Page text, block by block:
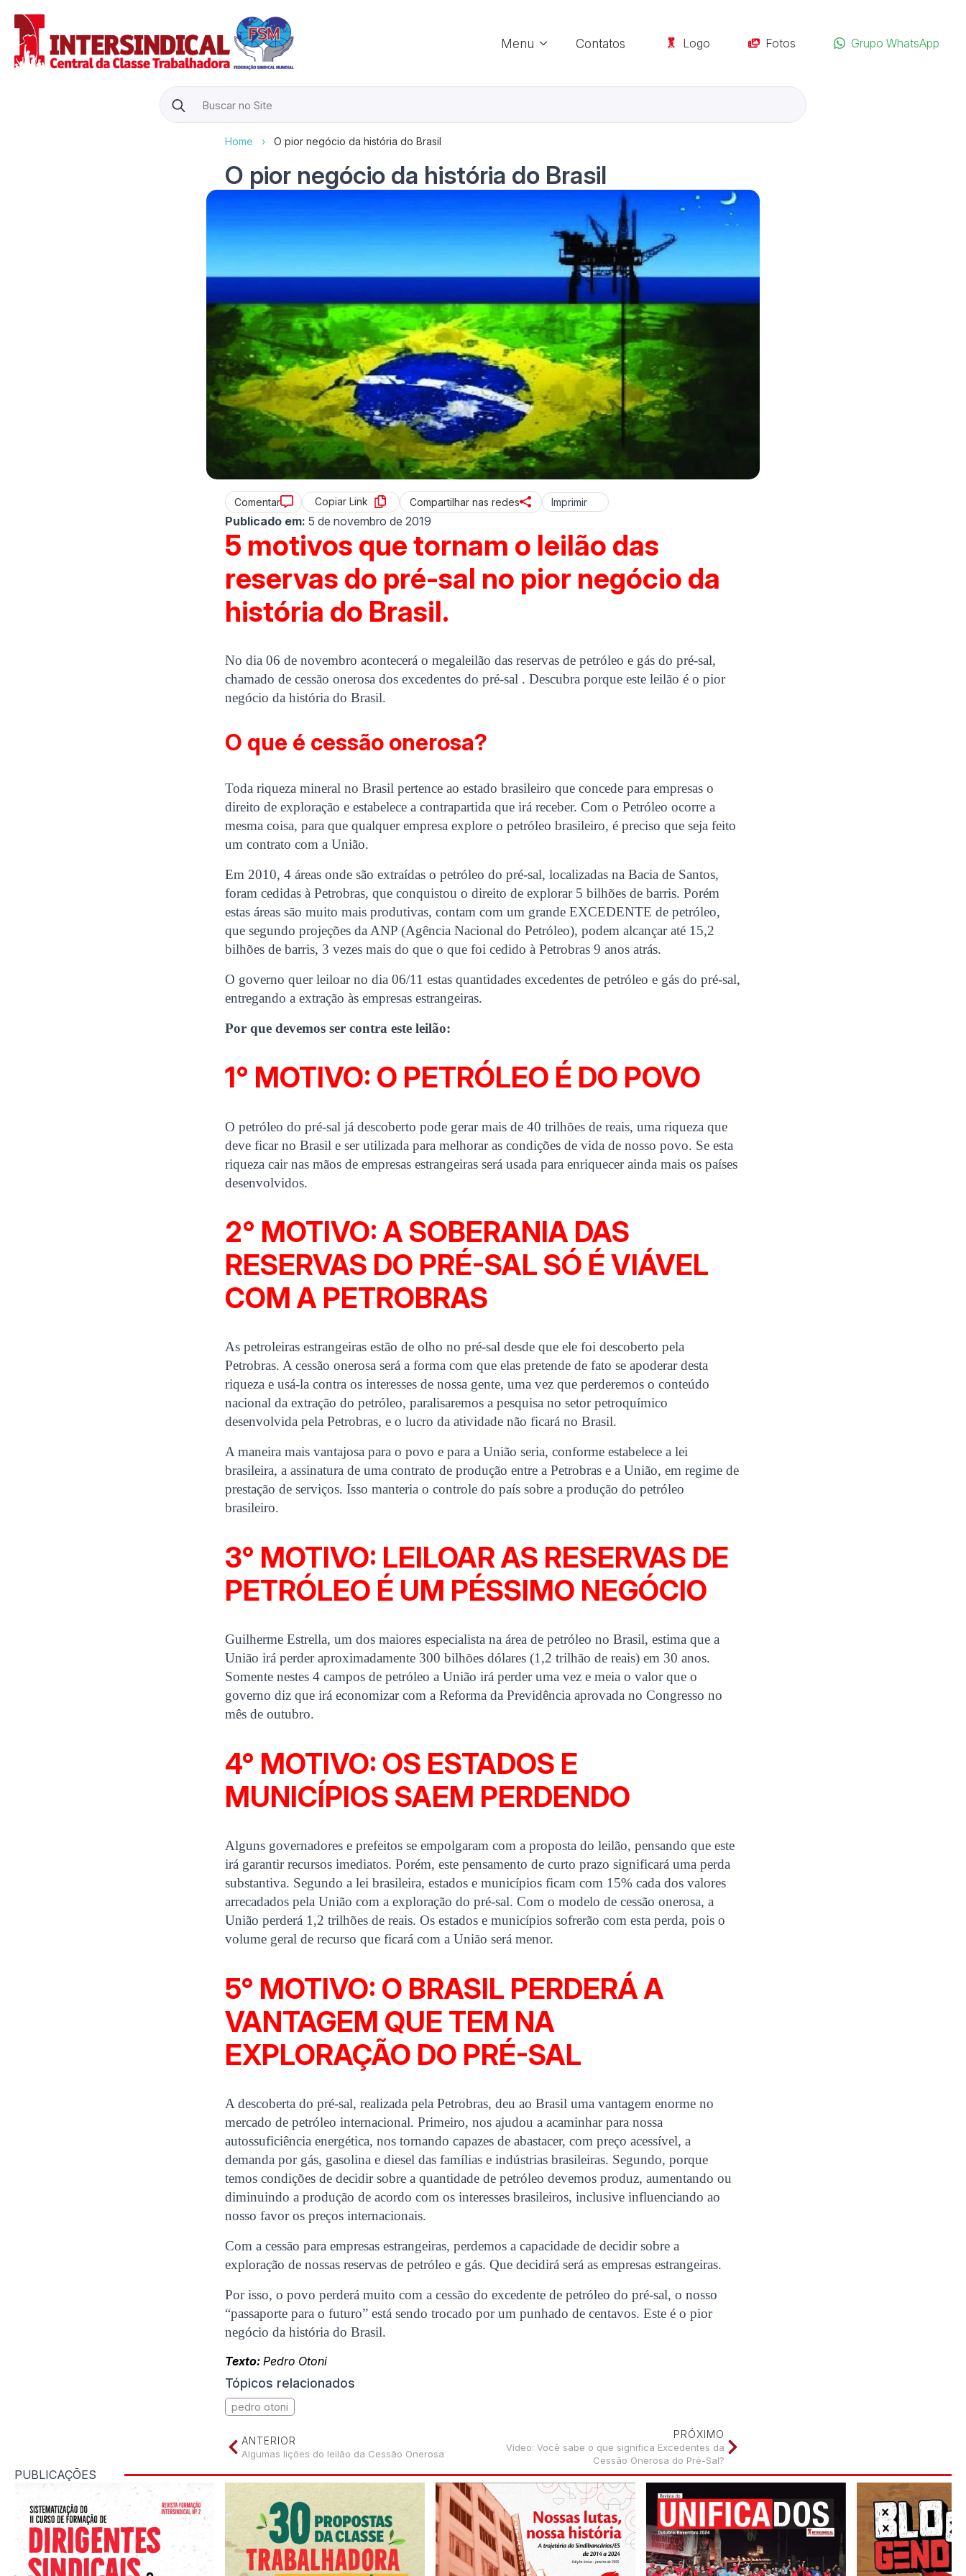
Menu Contatos Logo Fotos Grupo WhatsApp
Search
for:
Home › O pior negócio da história do Brasil
O pior negócio da história do Brasil
Comentar Copiar Link Compartilhar nas redes Imprimir
Publicado em: 5 de novembro de 2019
5 motivos que tornam o leilão das
reservas do pré-sal no pior negócio da
história do Brasil.
No dia 06 de novembro acontecerá o megaleilão das reservas de petróleo e gás do pré-sal,
chamado de cessão onerosa dos excedentes do pré-sal . Descubra porque este leilão é o pior
negócio da história do Brasil.
O que é cessão onerosa?
Toda riqueza mineral no Brasil pertence ao estado brasileiro que concede para empresas o
direito de exploração e estabelece a contrapartida que irá receber. Com o Petróleo ocorre a
mesma coisa, para que qualquer empresa explore o petróleo brasileiro, é preciso que seja feito
um contrato com a União.
Em 2010, 4 áreas onde são extraídas o petróleo do pré-sal, localizadas na Bacia de Santos,
foram cedidas à Petrobras, que conquistou o direito de explorar 5 bilhões de barris. Porém
estas áreas são muito mais produtivas, contam com um grande EXCEDENTE de petróleo,
que segundo projeções da ANP (Agência Nacional do Petróleo), podem alcançar até 15,2
bilhões de barris, 3 vezes mais do que o que foi cedido à Petrobras 9 anos atrás.
O governo quer leiloar no dia 06/11 estas quantidades excedentes de petróleo e gás do pré-sal,
entregando a extração às empresas estrangeiras.
Por que devemos ser contra este leilão:
1° MOTIVO: O PETRÓLEO É DO POVO
O petróleo do pré-sal já descoberto pode gerar mais de 40 trilhões de reais, uma riqueza que
deve ficar no Brasil e ser utilizada para melhorar as condições de vida de nosso povo. Se esta
riqueza cair nas mãos de empresas estrangeiras será usada para enriquecer ainda mais os países
desenvolvidos.
2° MOTIVO: A SOBERANIA DAS
RESERVAS DO PRÉ-SAL SÓ É VIÁVEL
COM A PETROBRAS
As petroleiras estrangeiras estão de olho no pré-sal desde que ele foi descoberto pela
Petrobras. A cessão onerosa será a forma com que elas pretende de fato se apoderar desta
riqueza e usá-la contra os interesses de nossa gente, uma vez que perderemos o conteúdo
nacional da extração do petróleo, paralisaremos a pesquisa no setor petroquímico
desenvolvida pela Petrobras, e o lucro da atividade não ficará no Brasil.
A maneira mais vantajosa para o povo e para a União seria, conforme estabelece a lei
brasileira, a assinatura de uma contrato de produção entre a Petrobras e a União, em regime de
prestação de serviços. Isso manteria o controle do país sobre a produção do petróleo
brasileiro.
3° MOTIVO: LEILOAR AS RESERVAS DE
PETRÓLEO É UM PÉSSIMO NEGÓCIO
Guilherme Estrella, um dos maiores especialista na área de petróleo no Brasil, estima que a
União irá perder aproximadamente 300 bilhões dólares (1,2 trilhão de reais) em 30 anos.
Somente nestes 4 campos de petróleo a União irá perder uma vez e meia o valor que o
governo diz que irá economizar com a Reforma da Previdência aprovada no Congresso no
mês de outubro.
4° MOTIVO: OS ESTADOS E
MUNICÍPIOS SAEM PERDENDO
Alguns governadores e prefeitos se empolgaram com a proposta do leilão, pensando que este
irá garantir recursos imediatos. Porém, este pensamento de curto prazo significará uma perda
substantiva. Segundo a lei brasileira, estados e municípios ficam com 15% cada dos valores
arrecadados pela União com a exploração do pré-sal. Com o modelo de cessão onerosa, a
União perderá 1,2 trilhões de reais. Os estados e municípios sofrerão com esta perda, pois o
volume geral de recurso que ficará com a União será menor.
5° MOTIVO: O BRASIL PERDERÁ A
VANTAGEM QUE TEM NA
EXPLORAÇÃO DO PRÉ-SAL
A descoberta do pré-sal, realizada pela Petrobras, deu ao Brasil uma vantagem enorme no
mercado de petróleo internacional. Primeiro, nos ajudou a acaminhar para nossa
autossuficiência energética, nos tornando capazes de abastacer, com preço acessível, a
demanda por gás, gasolina e diesel das famílias e indústrias brasileiras. Segundo, porque
temos condições de decidir sobre a quantidade de petróleo devemos produz, aumentando ou
diminuindo a produção de acordo com os interesses brasileiros, inclusive influenciando ao
nosso favor os preços internacionais.
Com a cessão para empresas estrangeiras, perdemos a capacidade de decidir sobre a
exploração de nossas reservas de petróleo e gás. Que decidirá será as empresas estrangeiras.
Por isso, o povo perderá muito com a cessão do excedente de petróleo do pré-sal, o nosso
“passaporte para o futuro” está sendo trocado por um punhado de centavos. Este é o pior
negócio da história do Brasil.
Texto: Pedro Otoni
Tópicos relacionados
pedro otoni
PRÓXIMO
Vídeo: Você sabe o que significa Excedentes da
Cessão Onerosa do Pré-Sal?
ANTERIOR
Algumas lições do leilão da Cessão Onerosa
PUBLICAÇÕES